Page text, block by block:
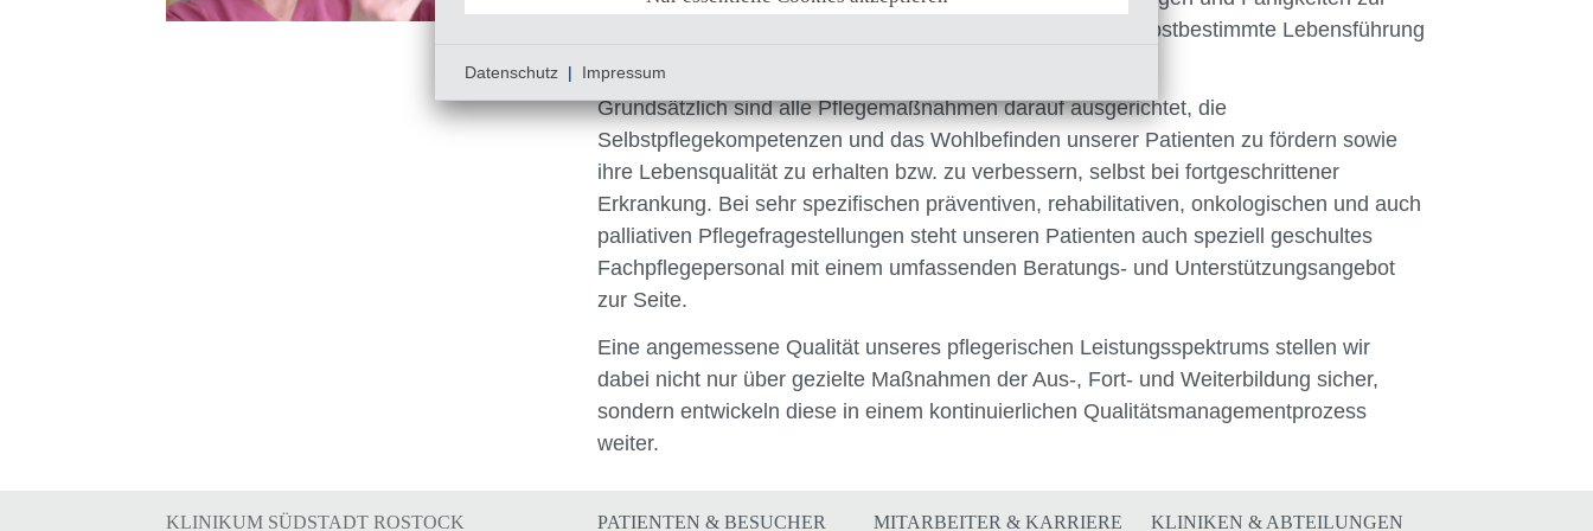
Krankheitsbewältigung sowie für eine selbständige und selbstbestimmte Lebensführung
Grundsätzlich sind alle Pflegemaßnahmen darauf ausgerichtet, die
Selbstpflegekompetenzen und das Wohlbefinden unserer Patienten zu fördern sowie
ihre Lebensqualität zu erhalten bzw. zu verbessern, selbst bei fortgeschrittener
Erkrankung. Bei sehr spezifischen präventiven, rehabilitativen, onkologischen und auch
palliativen Pflegefragestellungen steht unseren Patienten auch speziell geschultes
Fachpflegepersonal mit einem umfassenden Beratungs- und Unterstützungsangebot
zur Seite.
Eine angemessene Qualität unseres pflegerischen Leistungsspektrums stellen wir
dabei nicht nur über gezielte Maßnahmen der Aus-, Fort- und Weiterbildung sicher,
sondern entwickeln diese in einem kontinuierlichen Qualitätsmanagementprozess
weiter.
KLINIKUM SÜDSTADT ROSTOCK PATIENTEN & BESUCHER MITARBEITER & KARRIERE KLINIKEN & ABTEILUNGEN
Datenschutz | Impressum